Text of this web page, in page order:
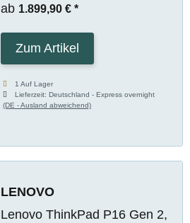
ab 1.899,90 € *
Zum Artikel
1 Auf Lager
Lieferzeit:Deutschland - Express overnight
(DE - Ausland abweichend)
LENOVO
Lenovo ThinkPad P16 Gen 2,